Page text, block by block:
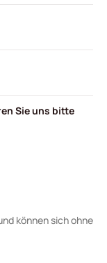
Sie uns bitte
können sich ohne